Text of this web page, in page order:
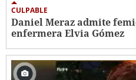
CULPABLE
Daniel Meraz admite
enfermera Elvia Gómez